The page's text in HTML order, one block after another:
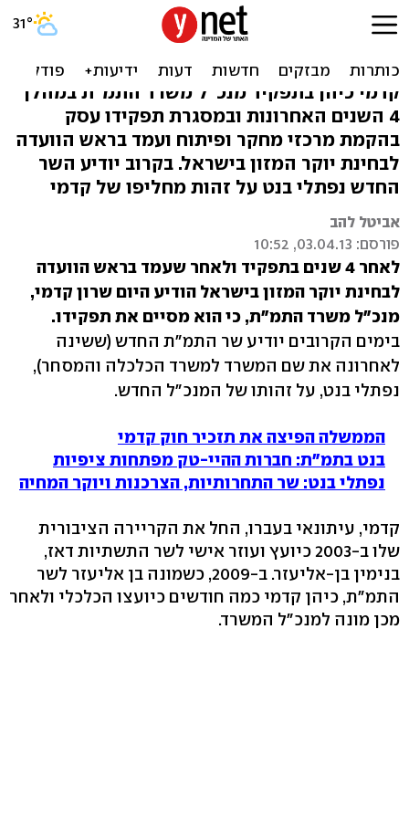
שרון קדמי התפטר מניהול
משרד התמ"ת
קדמי כיהן בתפקיד מנכ"ל משרד התמ"ת במהלך
4 השנים האחרונות ובמסגרת תפקידו עסק
בהקמת מרכזי מחקר ופיתוח ועמד בראש הוועדה
לבחינת יוקר המזון בישראל. בקרוב יודיע השר
החדש נפתלי בנט על זהות מחליפו של קדמי
אביטל להב
פורסם: 03.04.13, 10:52
לאחר 4 שנים בתפקיד ולאחר שעמד בראש הוועדה
לבחינת יוקר המזון בישראל הודיע היום שרון קדמי,
מנכ"ל משרד התמ"ת, כי הוא מסיים את תפקידו.
בימים הקרובים יודיע שר התמ"ת החדש (ששינה
לאחרונה את שם המשרד למשרד הכלכלה והמסחר),
נפתלי בנט, על זהותו של המנכ"ל החדש.
הממשלה הפיצה את תזכיר חוק קדמי
בנט בתמ"ת: חברות ההיי-טק מפתחות ציפיות
נפתלי בנט: שר התחרותיות, הצרכנות ויוקר המחיה
קדמי, עיתונאי בעברו, החל את הקריירה הציבורית
שלו ב-2003 כיועץ ועוזר אישי לשר התשתיות דאז,
בנימין בן-אליעזר. ב-2009, כשמונה בן אליעזר לשר
התמ"ת, כיהן קדמי כמה חודשים כיועצו הכלכלי ולאחר
מכן מונה למנכ"ל המשרד.